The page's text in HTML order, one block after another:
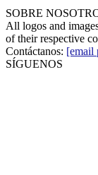
SOBRE
All logos and
of their respective
Contáctanos: [email
SÍGUENOS